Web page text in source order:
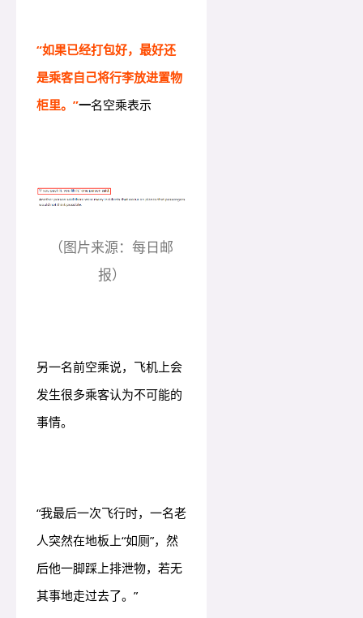
“如果已经打包好，最好还
是乘客自己将行李放进置物
柜里。”一名空乘表示
（图片来源：每日邮
报）
另一名前空乘说，飞机上会
发生很多乘客认为不可能的
事情。
“我最后一次飞行时，一名老
人突然在地板上“如厕”，然
后他一脚踩上排泄物，若无
其事地走过去了。”